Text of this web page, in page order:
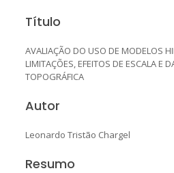
Título
AVALIAÇÃO DO USO DE MODELOS
LIMITAÇÕES, EFEITOS DE ESCALA E
TOPOGRÁFICA
Autor
Leonardo Tristão Chargel
Resumo